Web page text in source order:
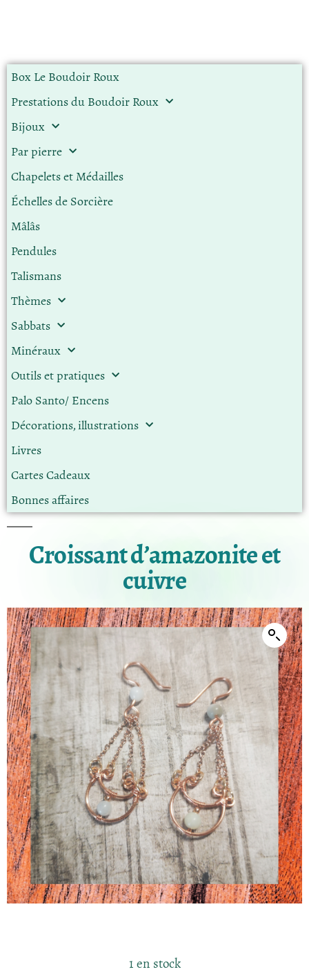
Box Le Boudoir Roux
Prestations du Boudoir Roux
Bijoux
Par pierre
Chapelets et Médailles
Échelles de Sorcière
Mâlâs
Pendules
Talismans
Thèmes
Sabbats
Minéraux
Outils et pratiques
Palo Santo/ Encens
Décorations, illustrations
Livres
Cartes Cadeaux
Bonnes affaires
Croissant d’amazonite et
cuivre
1 en stock